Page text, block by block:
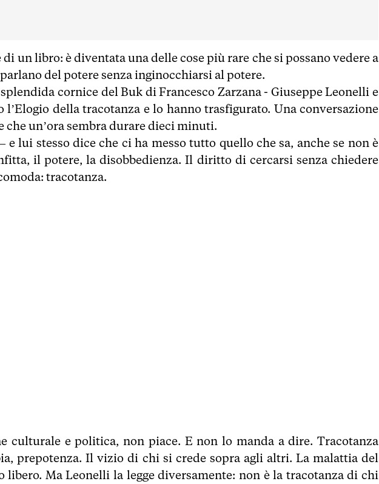
un libro: è diventata una delle cose più rare che si possano vedere a
del potere senza inginocchiarsi al potere.
cornice del Buk di Francesco Zarzana - Giuseppe Leonelli e
l’Elogio della tracotanza e lo hanno trasfigurato. Una conversazione
che un’ora sembra durare dieci minuti.
lui stesso dice che ci ha messo tutto quello che sa, anche se non è
il potere, la disobbedienza. Il diritto di cercarsi senza chiedere
tracotanza.
culturale e politica, non piace. E non lo manda a dire. Tracotanza
prepotenza. Il vizio di chi si crede sopra agli altri. La malattia del
Ma Leonelli la legge diversamente: non è la tracotanza di chi